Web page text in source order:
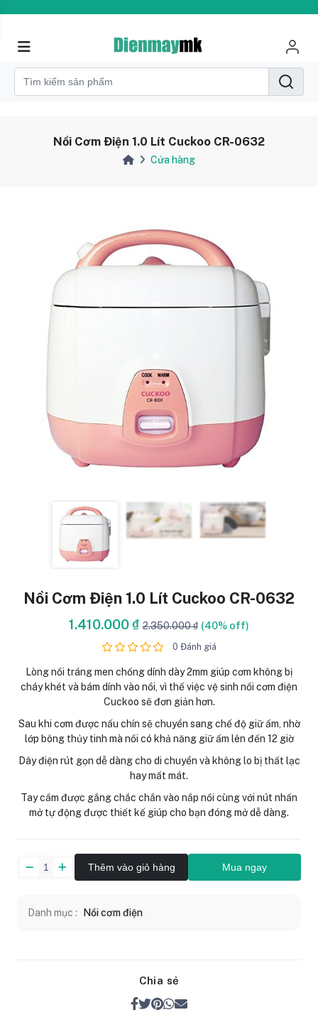
Nồi Cơm Điện 1.0 Lít Cuckoo CR-0632
Cửa hàng
Nồi Cơm Điện 1.0 Lít Cuckoo CR-0632
1.410.000 ₫2.350.000 ₫ (40% off)
0 Đánh giá
Lòng nồi tráng men chống dính dày 2mm giúp cơm không bị
cháy khét và bám dính vào nồi, vì thế việc vệ sinh nồi cơm điện
Cuckoo sẽ đơn giản hơn.
Sau khi cơm được nấu chín sẽ chuyển sang chế độ giữ ấm, nhờ
lớp bông thủy tinh mà nồi có khả năng giữ ấm lên đến 12 giờ
Dây điện rút gọn dễ dàng cho di chuyển và không lo bị thất lạc
hay mất mát.
Tay cầm được gắng chắc chắn vào nắp nồi cùng với nút nhấn
mở tự động được thiết kế giúp cho bạn đóng mở dễ dàng.
Thêm vào giỏ hàng Mua ngay
Danh mục : Nồi cơm điện
Chia sẻ